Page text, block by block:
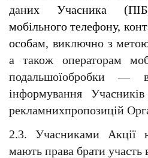
даних Учасника
мобільного телефону,
особам, виключно з
а також операторам
подальшоїобробки —
інформування
рекламнихпропозицій
2.3. Учасниками Акції
мають права брати участь